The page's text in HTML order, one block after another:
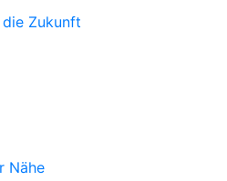
Zukunft
Nähe